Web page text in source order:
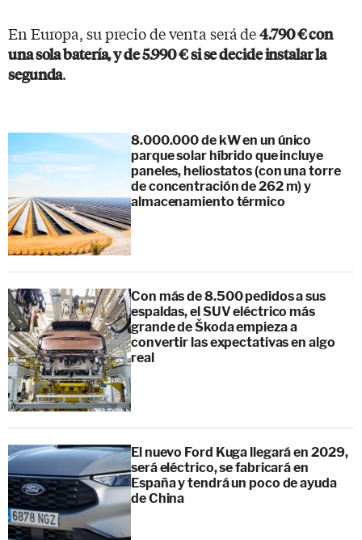
En Europa, su precio de venta será de4.790 € con
una sola batería, y de 5.990 € si se decide instalar la
segunda.
8.000.000 de kW en un único
parque solar híbrido que incluye
paneles, heliostatos (con una torre
de concentración de 262 m) y
almacenamiento térmico
Con más de 8.500 pedidos a sus
espaldas, el SUV eléctrico más
grande de Škoda empieza a
convertir las expectativas en algo
real
El nuevo Ford Kuga llegará en 2029,
será eléctrico, se fabricará en
España y tendrá un poco de ayuda
de China